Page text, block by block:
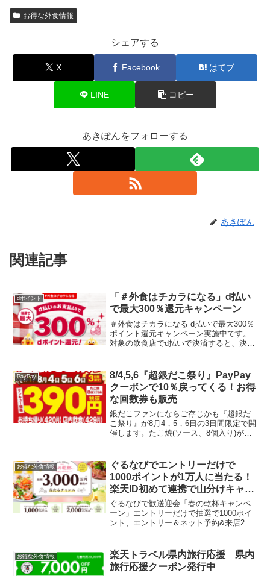
お得な外食情報
シェアする
X Facebook はてブ
LINE コピー
あきぽんをフォローする
あきぽん
関連記事
dポイント
「＃外食はチカラになる」d払い
で最大300％還元キャンペーン
＃外食はチカラになる d払いで最大300％
ポイント還元キャンペーン実施中です。
対象の飲食店でd払いで決済すると、決済
ーは不要。＜キャンペーン特典と当選人
数＞ 1等：3...
PayPay
8/4,5,6『超銀だこ祭り』PayPay
クーポンで10％戻ってくる！お得
な回数券も販売
銀だこファンにならご存じかも『超銀だ
こ祭り』が8月4，5，6日の3日間限定で開
催します。たこ焼(ソース、8個入り)がサ
円税込)8月7，8，9日は銀だこスタンプ...
お得な外食情報
ぐるなびでエントリーだけで
1000ポイントが1万人に当たる！
楽天ID初めて連携で山分けキャン
ペーン
ぐるなびで歓送迎会「春の乾杯キャンペ
ーン」エントリーだけで抽選で1000ポイ
ント、エントリー＆ネット予約&来店2回
ーすると抽選10,000名様にぐるなび期間
限定ポ...
お得な外食情報
楽天トラベル県内旅行応援 県内
旅行応援クーポン発行中